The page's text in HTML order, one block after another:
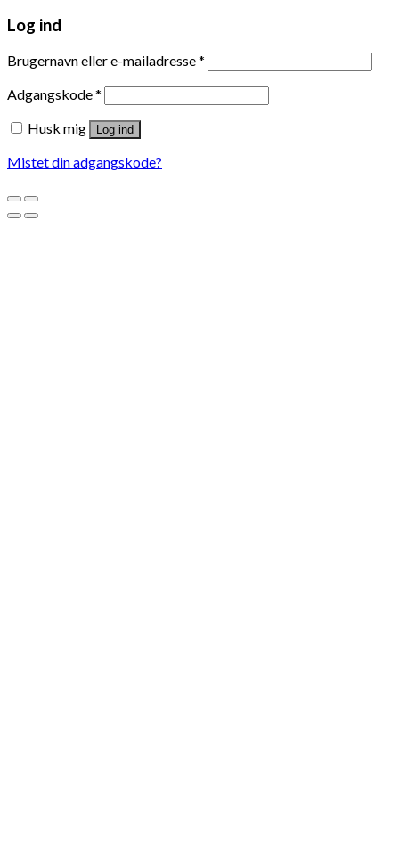
Log ind
Brugernavn eller e-mailadresse*
Adgangskode*
Husk mig
Log ind
Mistet din adgangskode?